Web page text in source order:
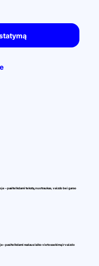
– pasitelkdami tekstą, nuotraukas, vaizdo bei garso
– pasitelkdami realaus laiko vietos sekimą ir vaizdo